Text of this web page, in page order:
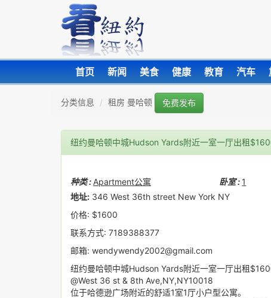
首页 新闻 美食 健康 教育 汽车
分类信息 租房 曼哈顿 免费发布
纽约曼哈顿中城Hudson Yards附近一室一厅出租
种类 : Apartment公寓 卧室 : 1
地址: 346 West 36th street New York NY
价格: $1600
联系方式: 7189388377
邮箱: wendywendy2002@gmail.com
纽约曼哈顿中城Hudson Yards附近一室一厅出租
@West 36 st & 8th Ave,NY,NY10018
位于哈德逊广场附近的舒适1室1厅小户型公寓。